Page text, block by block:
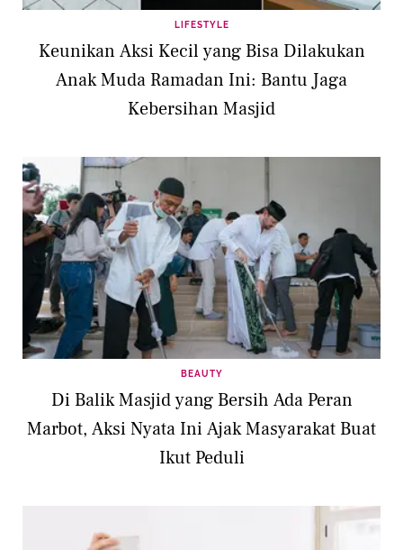
LIFESTYLE
Keunikan Aksi Kecil yang Bisa Dilakukan
Anak Muda Ramadan Ini: Bantu Jaga
Kebersihan Masjid
BEAUTY
Di Balik Masjid yang Bersih Ada Peran
Marbot, Aksi Nyata Ini Ajak Masyarakat Buat
Ikut Peduli